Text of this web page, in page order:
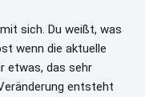
sich. Du weißt, was
wenn die aktuelle
etwas, das sehr
entsteht